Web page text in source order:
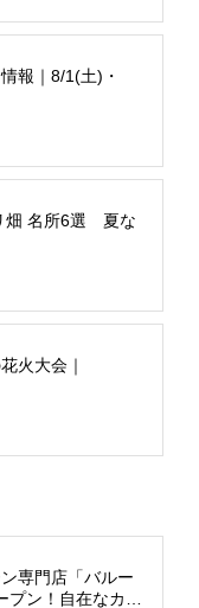
報｜8/1(土)・
畑 名所6選 夏な
火大会｜
専門店「バルー
ン！自在なカス